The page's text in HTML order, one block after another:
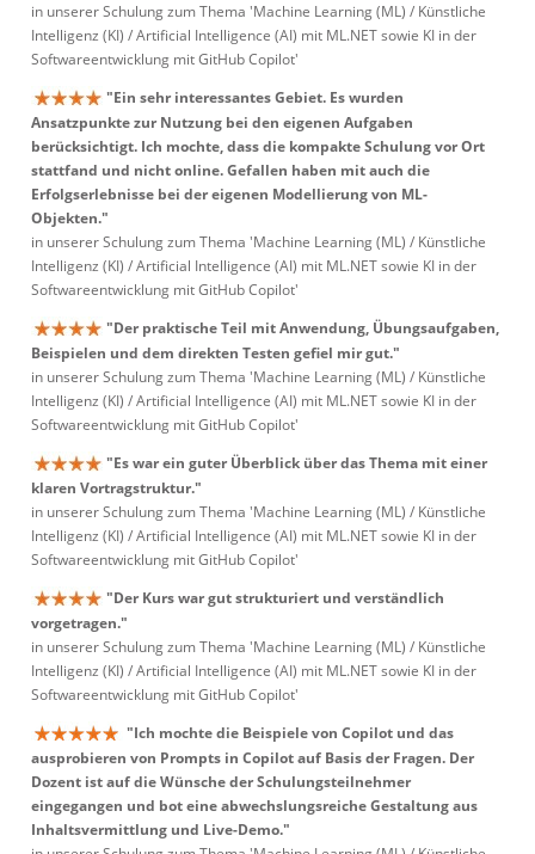
in unserer Schulung zum Thema 'Machine Learning (ML) / Künstliche
Intelligenz (KI) / Artificial Intelligence (AI) mit ML.NET sowie KI in der
Softwareentwicklung mit GitHub Copilot'
"Ein sehr interessantes Gebiet. Es wurden
Ansatzpunkte zur Nutzung bei den eigenen Aufgaben
berücksichtigt. Ich mochte, dass die kompakte Schulung vor Ort
stattfand und nicht online. Gefallen haben mit auch die
Erfolgserlebnisse bei der eigenen Modellierung von ML-
Objekten."
in unserer Schulung zum Thema 'Machine Learning (ML) / Künstliche
Intelligenz (KI) / Artificial Intelligence (AI) mit ML.NET sowie KI in der
Softwareentwicklung mit GitHub Copilot'
"Der praktische Teil mit Anwendung, Übungsaufgaben,
Beispielen und dem direkten Testen gefiel mir gut."
in unserer Schulung zum Thema 'Machine Learning (ML) / Künstliche
Intelligenz (KI) / Artificial Intelligence (AI) mit ML.NET sowie KI in der
Softwareentwicklung mit GitHub Copilot'
"Es war ein guter Überblick über das Thema mit einer
klaren Vortragstruktur."
in unserer Schulung zum Thema 'Machine Learning (ML) / Künstliche
Intelligenz (KI) / Artificial Intelligence (AI) mit ML.NET sowie KI in der
Softwareentwicklung mit GitHub Copilot'
"Der Kurs war gut strukturiert und verständlich
vorgetragen."
in unserer Schulung zum Thema 'Machine Learning (ML) / Künstliche
Intelligenz (KI) / Artificial Intelligence (AI) mit ML.NET sowie KI in der
Softwareentwicklung mit GitHub Copilot'
"Ich mochte die Beispiele von Copilot und das
ausprobieren von Prompts in Copilot auf Basis der Fragen. Der
Dozent ist auf die Wünsche der Schulungsteilnehmer
eingegangen und bot eine abwechslungsreiche Gestaltung aus
Inhaltsvermittlung und Live-Demo."